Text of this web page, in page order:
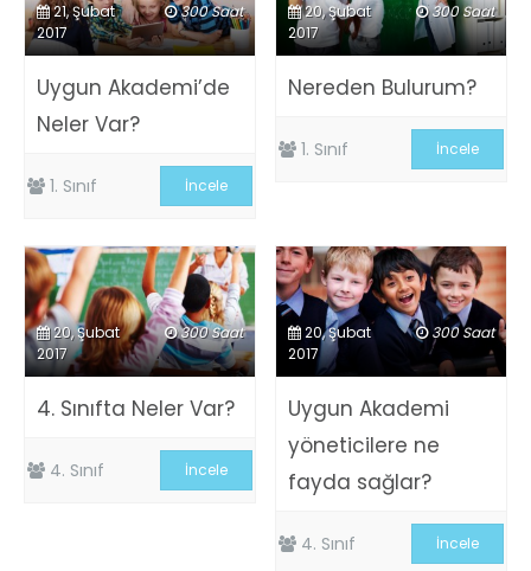
300 Saat
21, Şubat
2017
Uygun Akademi’de
Neler Var?
1. Sınıf İncele
300 Saat
20, Şubat
2017
Nereden Bulurum?
1. Sınıf İncele
300 Saat
20, Şubat
2017
4. Sınıfta Neler Var?
4. Sınıf İncele
300 Saat
20, Şubat
2017
Uygun Akademi
yöneticilere ne
fayda sağlar?
4. Sınıf İncele